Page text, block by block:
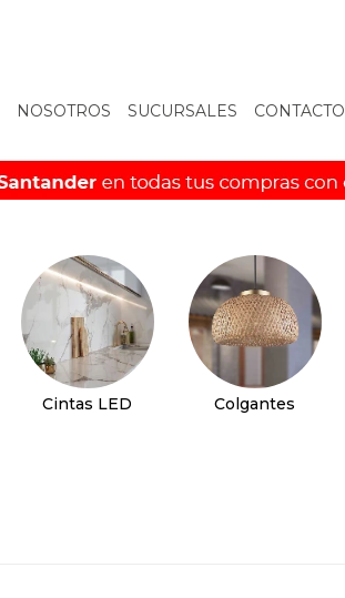
NOSOTROS SUCURSALES CONTACTO
Cintas LED Colgantes